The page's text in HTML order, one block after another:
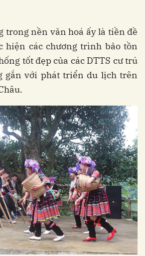
trong nền văn hoá ấy là tiền đề
hiện các chương trình bảo tồn
tốt đẹp của các DTTS cư trú
gắn với phát triển du lịch trên